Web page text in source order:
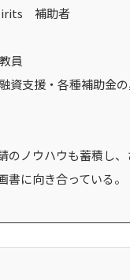
補助者
員
資支援・各種補助金
のノウハウも蓄積し
書に向き合っている。